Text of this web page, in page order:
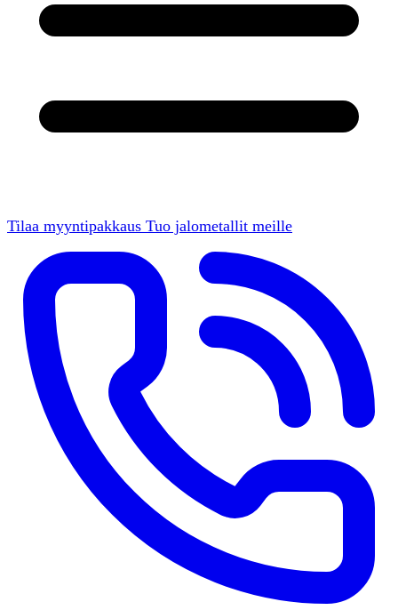
Tilaa myyntipakkaus Tuo jalometallit meille